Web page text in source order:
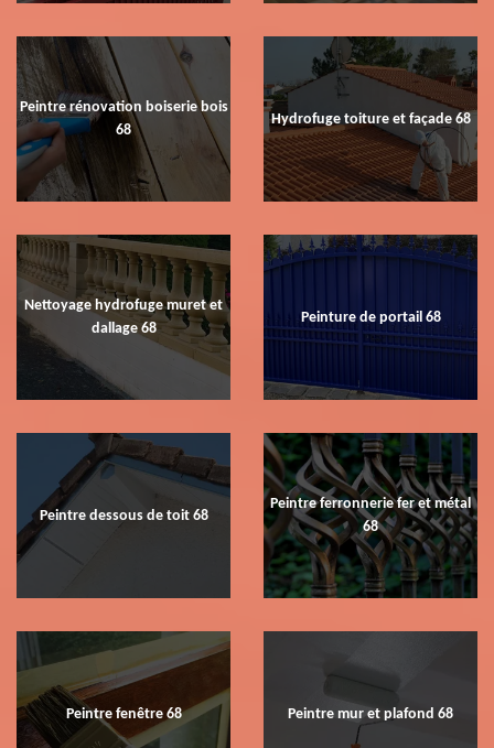
Peintre rénovation boiserie bois
68
Hydrofuge toiture et façade 68
Nettoyage hydrofuge muret et
dallage 68
Peinture de portail 68
Peintre dessous de toit 68
Peintre ferronnerie fer et métal
68
Peintre fenêtre 68 Peintre mur et plafond 68